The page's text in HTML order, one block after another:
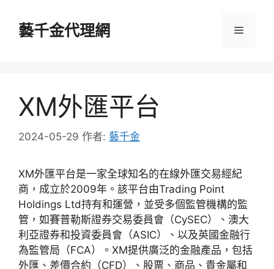
藝千金代理網 選
XM外匯平台
2024-05-29 作者: 藝千金
XM外匯平台是一家全球知名的在線外匯交易經紀
商，成立於2009年。該平台由Trading Point
Holdings Ltd持有和運營，並受多個監管機構的監
管，如賽普勒斯證券交易委員會（CySEC）、澳大
利亞證券和投資委員會（ASIC）、以及英國金融行
為監管局（FCA）。XM提供廣泛的金融產品，包括
外匯、差價合約（CFD）、股票、商品、貴金屬和